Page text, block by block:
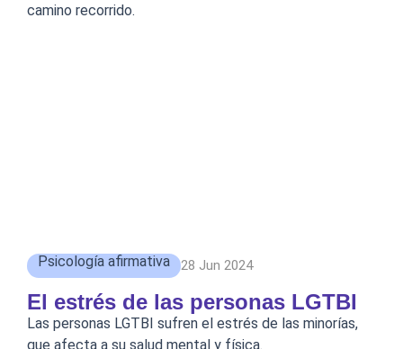
camino recorrido.
Psicología afirmativa 28 Jun 2024
El estrés de las personas LGTBI
Las personas LGTBI sufren el estrés de las minorías,
que afecta a su salud mental y física.